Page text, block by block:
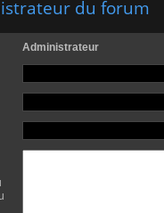
du forum
Administrateur